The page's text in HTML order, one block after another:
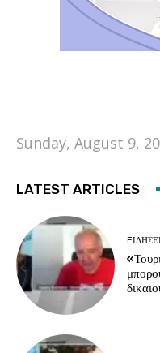
Sunday, August 9,
LATEST ARTICLES